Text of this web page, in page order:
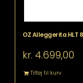
OZ Alleggerita HLT
kr. 4.699,00
Tilføj til kurv